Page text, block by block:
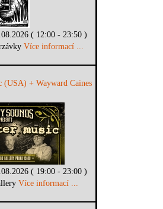
( 12:00 - 23:50 )
Více informací ...
(USA) + Wayward Caines
( 19:00 - 23:00 )
Více informací ...